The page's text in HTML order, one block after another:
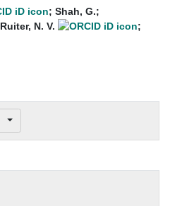
; Shah, G.;
Ruiter, N. V.
;